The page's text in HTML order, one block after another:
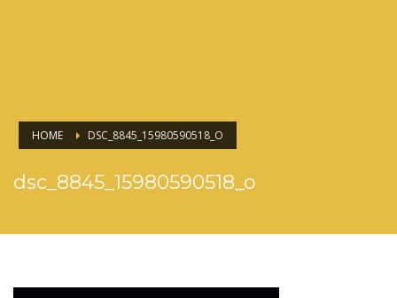
HOME DSC_8845_15980590518_O
dsc_8845_15980590518_o